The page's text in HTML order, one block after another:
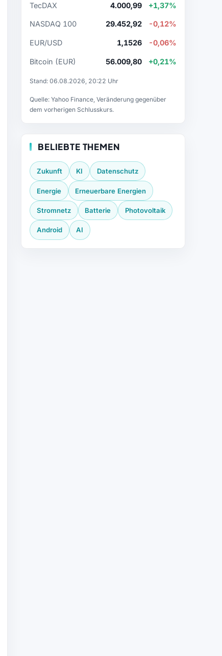
TecDAX 4.000,99 +1,37%
NASDAQ 100 29.452,92 -0,12%
EUR/USD 1,1526 -0,06%
Bitcoin (EUR) 56.009,80 +0,21%
Stand: 06.08.2026, 20:22 Uhr
Quelle: Yahoo Finance, Veränderung gegenüber
dem vorherigen Schlusskurs.
BELIEBTE THEMEN
Zukunft KI Datenschutz
Energie Erneuerbare Energien
Stromnetz Batterie Photovoltaik
Android AI